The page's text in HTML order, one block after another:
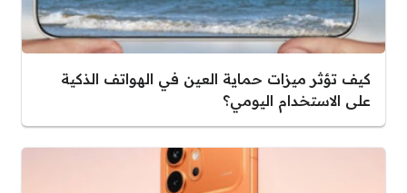
كيف تؤثر ميزات حماية العين في الهواتف الذكية
على الاستخدام اليومي؟